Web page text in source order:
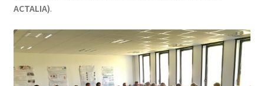
Conditions générales de ventes de l’ANFOPEIL
Financements
Règlement intérieur de l’ANFOPEIL
ACTALIA).